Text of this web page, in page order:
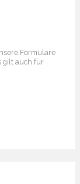
Formulare
gilt auch für